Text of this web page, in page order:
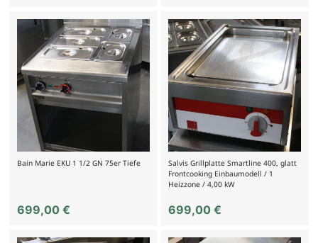
Bain Marie EKU 1 1/2 GN 75er Tiefe
699,00 €
Salvis Grillplatte Smartline 400, glatt
Frontcooking Einbaumodell / 1
Heizzone / 4,00 kW
699,00€